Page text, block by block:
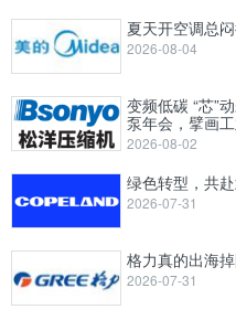
夏天开空调总
2026-08-04
变频低碳 “芯”
泵年会，擘画
2026-08-02
绿色转型，共
2026-07-31
格力真的出海
2026-07-31